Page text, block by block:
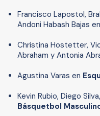
Francisco Lapostol,
Andoni Habash Bajas en
Christina Hostetter,
Abraham y Antonia
Agustina Varas en
Kevin Rubio, Diego
Básquetbol